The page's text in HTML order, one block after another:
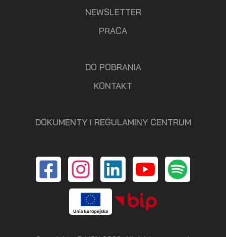
NEWSLETTER
PRACA
DO POBRANIA
KONTAKT
DOKUMENTY I REGULAMINY CENTRUM